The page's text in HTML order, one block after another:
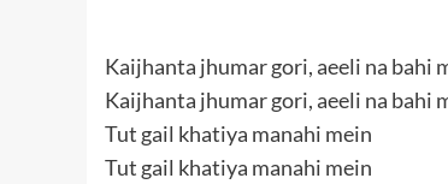
Kaijhanta jhumar gori, aeeli na bahi
Kaijhanta jhumar gori, aeeli na bahi
Tut gail khatiya manahi mein
Tut gail khatiya manahi mein